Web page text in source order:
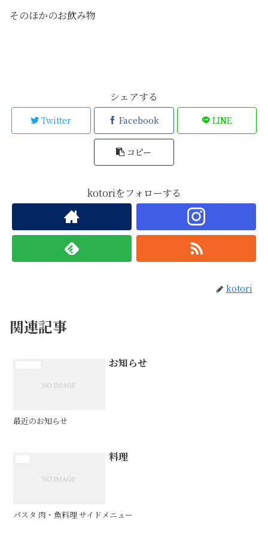
そのほかのお飲み物
シェアする
Twitter Facebook LINE
コピー
kotoriをフォローする
kotori
関連記事
お知らせ
最近のお知らせ
料理
パスタ 肉・魚料理 サイドメニュー